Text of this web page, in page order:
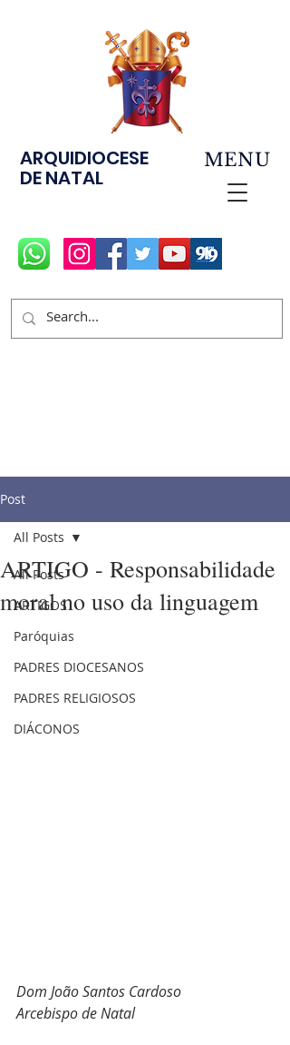
ARQUIDIOCESE
DE NATAL
MENU
Post
All Posts
ARTIGOS
Paróquias
PADRES DIOCESANOS
PADRES RELIGIOSOS
DIÁCONOS
All Posts
ARTIGO - Responsabilidade
moral no uso da linguagem
Dom João Santos Cardoso
Arcebispo de Natal